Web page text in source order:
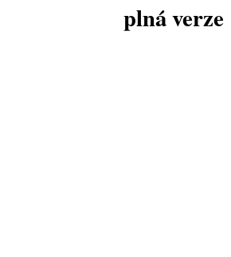
plná verze